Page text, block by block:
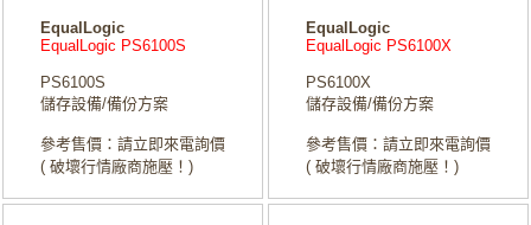
EqualLogic
EqualLogic PS6100S
PS6100S
儲存設備/備份方案
參考售價：請立即來電詢價
( 破壞行情廠商施壓！)
EqualLogic
EqualLogic PS6100X
PS6100X
儲存設備/備份方案
參考售價：請立即來電詢價
( 破壞行情廠商施壓！)